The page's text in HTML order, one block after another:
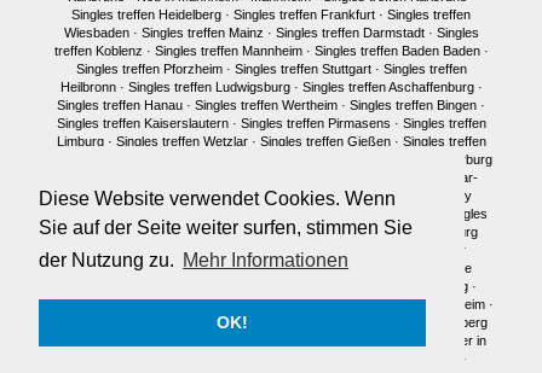
Diese Website verwendet Cookies. Wenn
Sie auf der Seite weiter surfen, stimmen Sie
der Nutzung zu. Mehr Informationen
OK!
Singles treffen Heidelberg · Singles treffen Frankfurt · Singles treffen
Wiesbaden· Singles treffen Mainz · Singles treffen Darmstadt· Singles
treffen Koblenz · Singles treffen Mannheim· Singles treffen Baden Baden·
Singles treffen Pforzheim· Singles treffen Stuttgart· Singles treffen
Heilbronn· Singles treffen Ludwigsburg· Singles treffen Aschaffenburg·
Singles treffen Hanau · Singles treffen Wertheim · Singles treffen Bingen ·
Singles treffen Kaiserslautern· Singles treffen Pirmasens · Singles treffen
Limburg· Singles treffen Wetzlar· Singles treffen Gießen· Singles treffen
Singles treffen Marburg
Singles treffen Idar-
Oberstein·Neu in München·Singles treffen München·
Single Party
Singles
treffen Berlin ·Single Party Berlin· Singles Berlin ·Singles Regensburg
Single Männer Frankfurt
Single Frauen Frankfurt
Single Männer
Darmstadt· Single Frauen Darmstadt·Single Männer Mainz
Single
Single Frauen Heidelberg ·
Singles in Mannheim ·
Single Frauen Siegen
Single Männer Heidelberg
Traumpartner in
·